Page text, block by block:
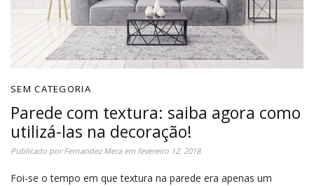
SEM CATEGORIA
Parede com textura: saiba agora como
utilizá-las na decoração!
Publicado porFernandez Meraem fevereiro 12, 2018
Foi-se o tempo em que textura na parede era apenas um